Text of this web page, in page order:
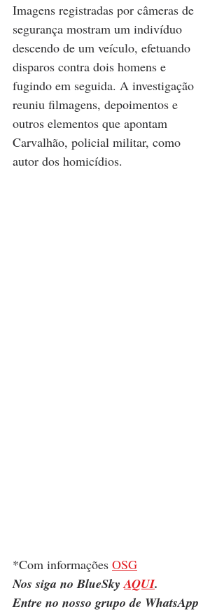
Imagens registradas por câmeras de
segurança mostram um indivíduo
descendo de um veículo, efetuando
disparos contra dois homens e
fugindo em seguida. A investigação
reuniu filmagens, depoimentos e
outros elementos que apontam
Carvalhão, policial militar, como
autor dos homicídios.
*Com informações OSG
Nos siga no BlueSky AQUI.
Entre no nosso grupo de WhatsApp